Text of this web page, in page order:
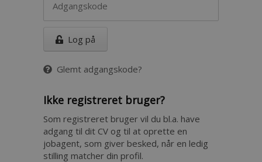
Log på
Glemt adgangskode?
Ikke registreret bruger?
Som registreret bruger vil du bl.a. have
adgang til dit CV og til at oprette en
jobagent, som giver besked, når en ledig
stilling matcher din profil.